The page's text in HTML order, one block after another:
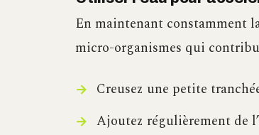
En maintenant constamment
micro-organismes qui
Creusez une petite
Ajoutez régulièrement de